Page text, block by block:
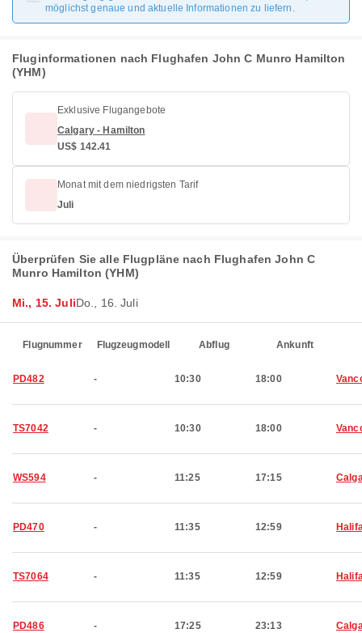
möglichst genaue und aktuelle Informationen zu liefern.
Fluginformationen nach Flughafen John C Munro Hamilton
(YHM)
Exklusive Flugangebote
Calgary - Hamilton
US$ 142.41
Monat mit dem niedrigsten Tarif
Juli
Überprüfen Sie alle Flugpläne nach Flughafen John C
Munro Hamilton (YHM)
Mi., 15. JuliDo., 16. Juli
Flugnummer Flugzeugmodell Abflug Ankunft
PD482 - 10:30 18:00
TS7042 - 10:30 18:00
WS594 - 11:25 17:15
PD470 - 11:35 12:59
TS7064 - 11:35 12:59
PD486 - 17:25 23:13